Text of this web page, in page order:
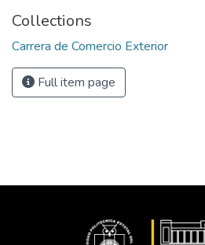
Collections
Carrera de Comercio Exterior
Full item page